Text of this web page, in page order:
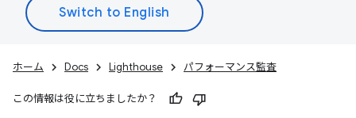
ホーム Docs Lighthouse パフォーマンス監査
この情報は役に立ちましたか？